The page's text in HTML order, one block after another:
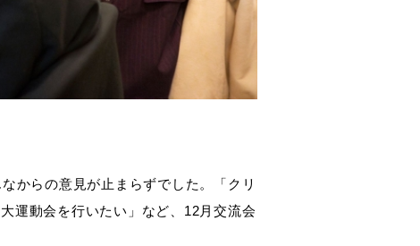
からの意見が止まらずでした。「クリ
運動会を行いたい」など、12月交流会